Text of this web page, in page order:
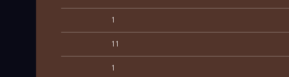
1
11
1